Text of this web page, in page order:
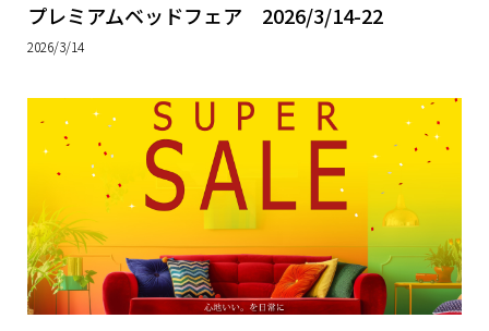
プレミアムベッドフェア 2026/3/14-22
2026/3/14